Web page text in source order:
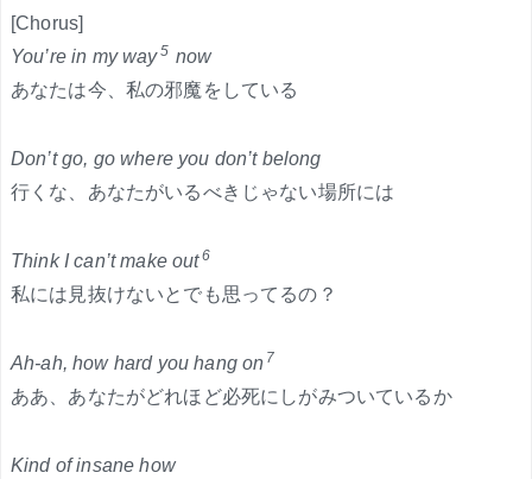
[Chorus]
You’re in my way5 now
あなたは今、私の邪魔をしている
Don’t go, go where you don’t belong
行くな、あなたがいるべきじゃない場所には
Think I can’t make out6
私には見抜けないとでも思ってるの？
Ah-ah, how hard you hang on 7
ああ、あなたがどれほど必死にしがみついているか
Kind of insane how